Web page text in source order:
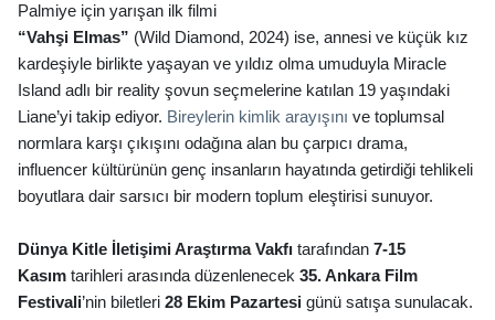
Palmiye için yarışan ilk filmi
“Vahşi Elmas” (Wild Diamond, 2024) ise, annesi ve küçük kız
kardeşiyle birlikte yaşayan ve yıldız olma umuduyla Miracle
Island adlı bir reality şovun seçmelerine katılan 19 yaşındaki
Liane’yi takip ediyor. Bireylerin kimlik arayışını ve toplumsal
normlara karşı çıkışını odağına alan bu çarpıcı drama,
influencer kültürünün genç insanların hayatında getirdiği tehlikeli
boyutlara dair sarsıcı bir modern toplum eleştirisi sunuyor.
Dünya Kitle İletişimi Araştırma Vakfı tarafından 7-15
Kasım tarihleri arasında düzenlenecek 35. Ankara Film
Festivali’nin biletleri 28 Ekim Pazartesi günü satışa sunulacak.